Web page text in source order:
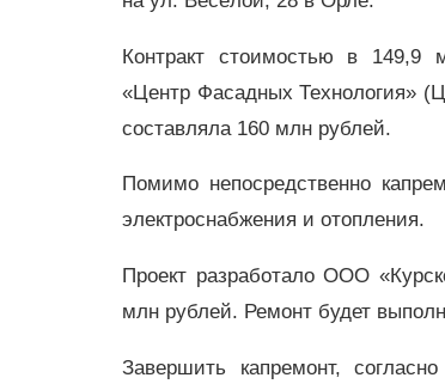
Контракт стоимостью в
«Центр Фасадных Технология»
составляла 160 млн рублей.
Помимо непосредственно
электроснабжения и отопления.
Проект разработало ООО
млн рублей. Ремонт будет
Завершить капремонт,